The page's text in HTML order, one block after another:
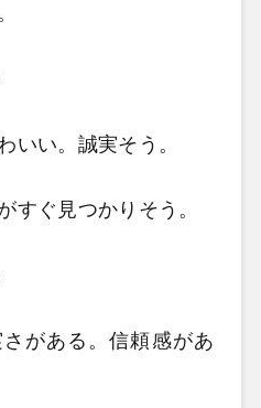
いい。誠実そう。
すぐ見つかりそう。
がある。信頼感があ